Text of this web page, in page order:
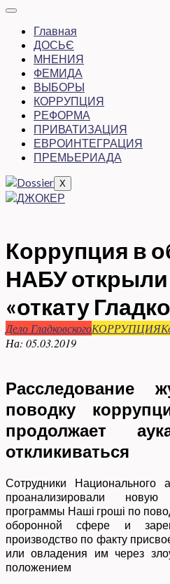
Главная
ДОСЬЄ
МНЕНИЯ
ФЕМИДА
ВЫБОРЫ
КОРРУПЦИЯ
РЕФОРМА
ПРИВАТИЗАЦИЯ
ЕВРОИНТЕГРАЦИЯ
ПРЕМЬЕРИАДА
X
Коррупция в
НАБУ открыли
«откату
Дело ГладковскогоКОРРУПЦИЯ
На: 05.03.2019
Расследование
поводку
продолжает
откликиваться
Сотрудники Национального
проанализировали
программы Наші гроші по
оборонной сфере и
производство по факту
или овладения им через
положением